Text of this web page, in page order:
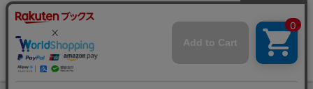
企業情報 個人情報保護方針